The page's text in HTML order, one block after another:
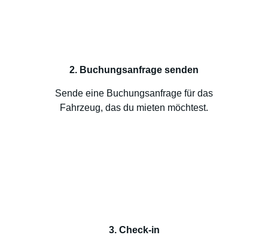
2. Buchungsanfrage senden
Sende eine Buchungsanfrage für das
Fahrzeug, das du mieten möchtest.
3. Check-in